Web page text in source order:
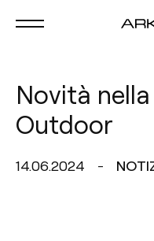
Novità
Outdoor
14.06.2024